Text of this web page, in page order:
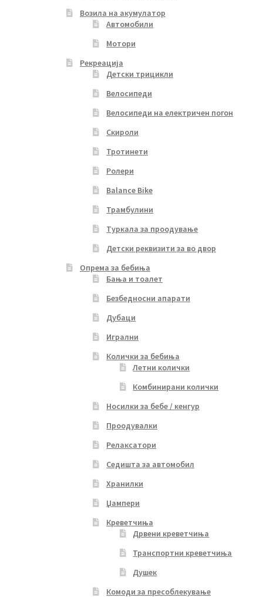
Возила на акумулатор
Автомобили
Мотори
Рекреација
Детски трицикли
Велосипеди
Велосипеди на електричен погон
Скироли
Тротинети
Ролери
Balance Bike
Трамбулини
Туркала за проодување
Детски реквизити за во двор
Опрема за бебиња
Бања и тоалет
Безбедносни апарати
Дубаци
Игрални
Колички за бебиња
Летни колички
Комбинирани колички
Носилки за бебе / кенгур
Проодувалки
Релаксатори
Седишта за автомобил
Хранилки
Џампери
Креветчиња
Дрвени креветчиња
Транспортни креветчиња
Душек
Комоди за пресоблекување